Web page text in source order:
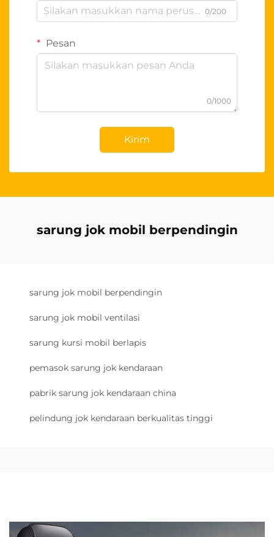
0/200
Pesan
0/1000
Kirim
sarung jok mobil berpendingin
sarung jok mobil berpendingin
sarung jok mobil ventilasi
sarung kursi mobil berlapis
pemasok sarung jok kendaraan
pabrik sarung jok kendaraan china
pelindung jok kendaraan berkualitas tinggi